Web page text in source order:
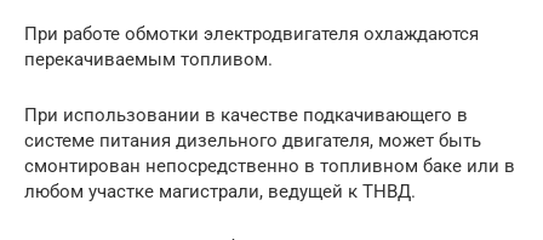
При работе обмотки электродвигателя охлаждаются
перекачиваемым топливом.
При использовании в качестве подкачивающего в
системе питания дизельного двигателя, может быть
смонтирован непосредственно в топливном баке или в
любом участке магистрали, ведущей к ТНВД.